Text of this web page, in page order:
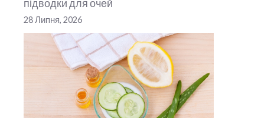
підводки для очей
28 Липня, 2026